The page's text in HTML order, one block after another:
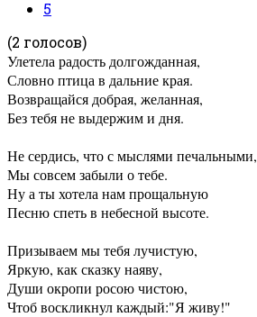
5
(2 голосов)
Улетела радость долгожданная,
Словно птица в дальние края.
Возвращайся добрая, желанная,
Без тебя не выдержим и дня.
Не сердись, что с мыслями печальными,
Мы совсем забыли о тебе.
Ну а ты хотела нам прощальную
Песню спеть в небесной высоте.
Призываем мы тебя лучистую,
Яркую, как сказку наяву,
Души окропи росою чистою,
Чтоб воскликнул каждый:"Я живу!"